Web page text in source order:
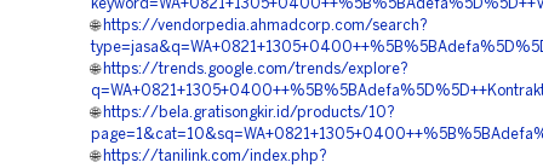
🌐 https://vendorpedia.ahmadcorp.com/search?
🌐 https://trends.google.com/trends/explore?
🌐 https://bela.gratisongkir.id/products/10?
🌐 https://tanilink.com/index.php?